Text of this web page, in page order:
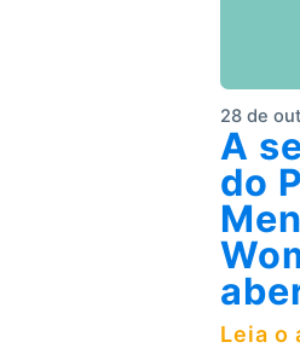
28 de
A
do
Leia o